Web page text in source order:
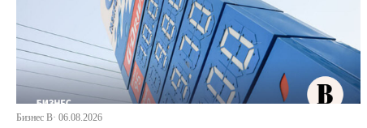
Бизнес В· 06.08.2026